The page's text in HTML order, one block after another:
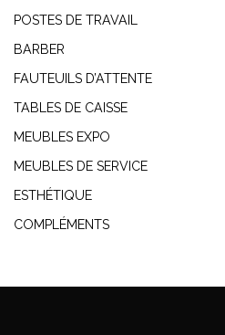
POSTES DE TRAVAIL
BARBER
FAUTEUILS D’ATTENTE
TABLES DE CAISSE
MEUBLES EXPO
MEUBLES DE SERVICE
ESTHÉTIQUE
COMPLÉMENTS